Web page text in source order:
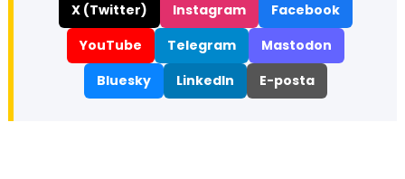
X (Twitter) Instagram
Facebook
YouTube
Telegram
Mastodon
Bluesky
LinkedIn E-posta